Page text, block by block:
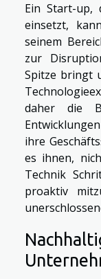
Ein Start-up,
einsetzt,
seinem
zur
Spitze bringt
daher die
ihre
es ihnen,
Technik
proaktiv